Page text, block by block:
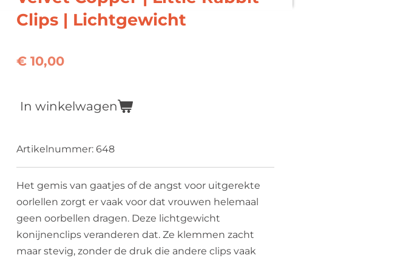
Clips | Lichtgewicht
€ 10,00
In winkelwagen
Artikelnummer: 648
Het gemis van gaatjes of de angst voor uitgerekte
oorlellen zorgt er vaak voor dat vrouwen helemaal
geen oorbellen dragen. Deze lichtgewicht
konijnenclips veranderen dat. Ze klemmen zacht
maar stevig, zonder de druk die andere clips vaak